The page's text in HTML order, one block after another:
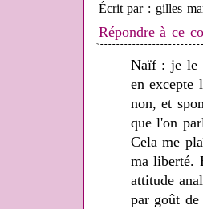
Écrit par : gilles
Répondre à ce
Naïf : je le
en excepte
non, et
que l'on
Cela me
ma liberté.
attitude
par goût